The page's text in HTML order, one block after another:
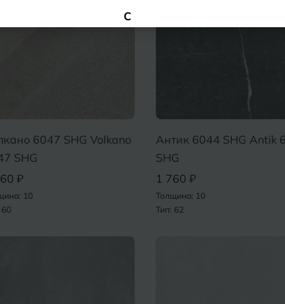
6047 SHG Volkano
SHG
₽
10
60
Антик 6044 SHG Antik
SHG
1 760 ₽
Толщина: 10
Тип: 62
С
Севастополь
Симферополь
Славянск-на-Кубани